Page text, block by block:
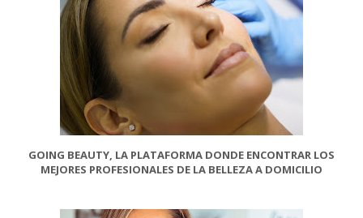
GOING BEAUTY, LA PLATAFORMA DONDE ENCONTRAR LOS
MEJORES PROFESIONALES DE LA BELLEZA A DOMICILIO